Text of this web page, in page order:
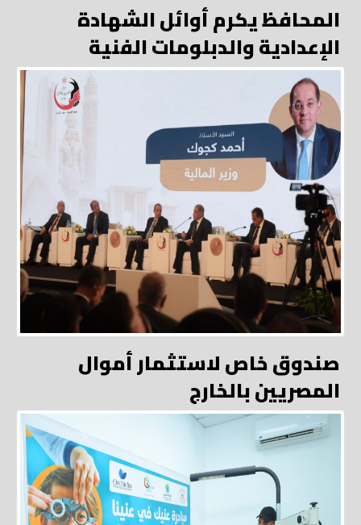
المحافظ يكرم أوائل الشهادة
الإعدادية والدبلومات الفنية
صندوق خاص لاستثمار أموال
المصريين بالخارج